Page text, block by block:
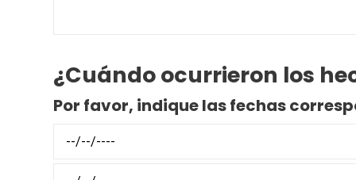
¿Cuándo ocurrieron los
Por favor, indique las fechas